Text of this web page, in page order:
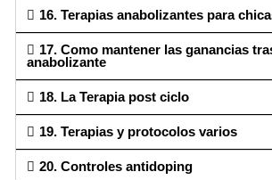
16. Terapias anabolizantes para
17. Como mantener las ganancias
anabolizante
18. La Terapia post ciclo
19. Terapias y protocolos varios
20. Controles antidoping